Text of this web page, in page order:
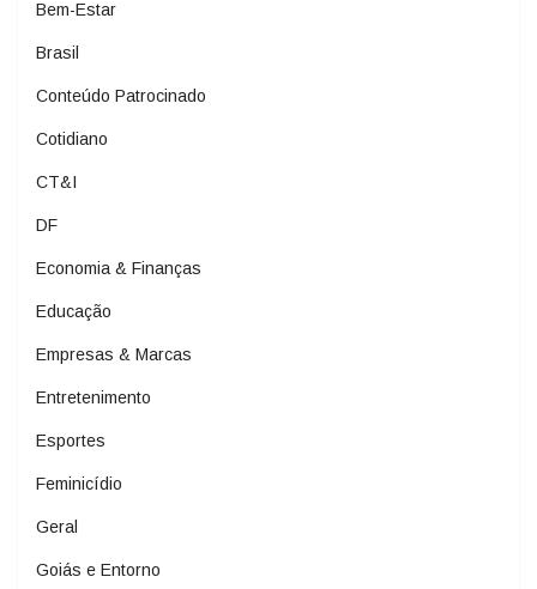
Bem-Estar
Brasil
Conteúdo Patrocinado
Cotidiano
CT&I
DF
Economia & Finanças
Educação
Empresas & Marcas
Entretenimento
Esportes
Feminicídio
Geral
Goiás e Entorno